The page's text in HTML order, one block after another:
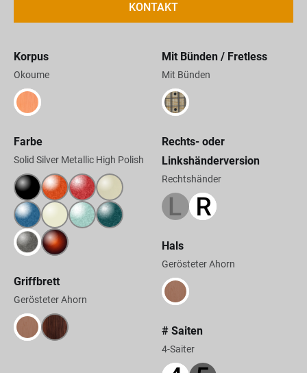
Korpus
Okoume
Farbe
Solid Silver Metallic High Polish
Griffbrett
Gerösteter Ahorn
Mit Bünden / Fretless
Mit Bünden
Rechts- oder
Linkshänderversion
Rechtshänder
Hals
Gerösteter Ahorn
# Saiten
4-Saiter
KONTAKT